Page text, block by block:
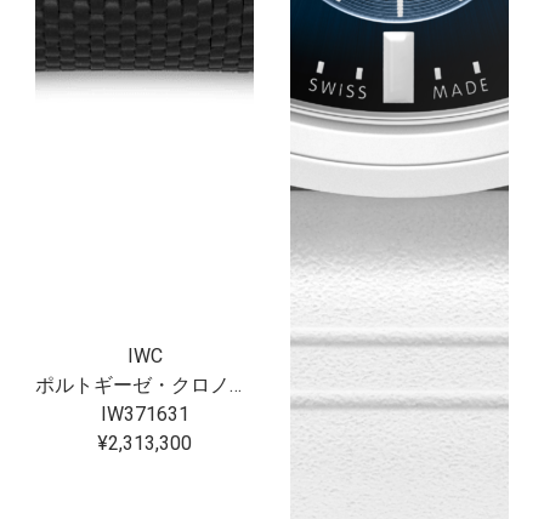
IWC
ポルトギーゼ・クロノグラフ・セラタニウム?
IW371631
¥2,313,300